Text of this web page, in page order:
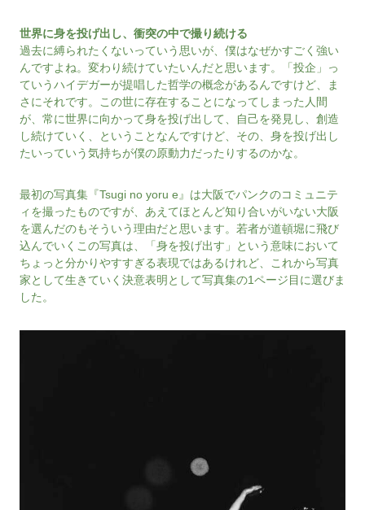
世界に身を投げ出し、衝突の中で撮り続ける
過去に縛られたくないっていう思いが、僕はなぜかすごく強い
んですよね。変わり続けていたいんだと思います。「投企」っ
ていうハイデガーが提唱した哲学の概念があるんですけど、ま
さにそれです。この世に存在することになってしまった人間
が、常に世界に向かって身を投げ出して、自己を発見し、創造
し続けていく、ということなんですけど、その、身を投げ出し
たいっていう気持ちが僕の原動力だったりするのかな。
最初の写真集『Tsugi no yoru e』は大阪でパンクのコミュニテ
ィを撮ったものですが、あえてほとんど知り合いがいない大阪
を選んだのもそういう理由だと思います。若者が道頓堀に飛び
込んでいくこの写真は、「身を投げ出す」という意味において
ちょっと分かりやすすぎる表現ではあるけれど、これから写真
家として生きていく決意表明として写真集の1ページ目に選びま
した。